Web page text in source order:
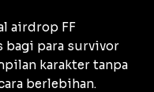
airdrop FF
bagi para survivor
karakter tanpa
berlebihan.